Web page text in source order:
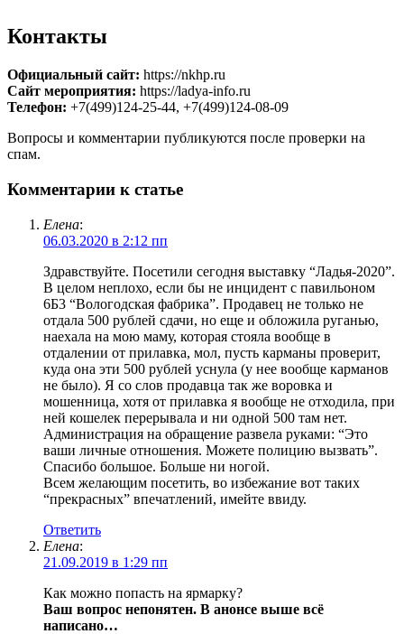
Контакты
Официальный сайт: https://nkhp.ru
Сайт мероприятия: https://ladya-info.ru
Телефон: +7(499)124-25-44, +7(499)124-08-09
Вопросы и комментарии публикуются после проверки на
спам.
Комментарии к статье
Елена:
06.03.2020 в 2:12 пп
Здравствуйте. Посетили сегодня выставку “Ладья-2020”.
В целом неплохо, если бы не инцидент с павильоном
6Б3 “Вологодская фабрика”. Продавец не только не
отдала 500 рублей сдачи, но еще и обложила руганью,
наехала на мою маму, которая стояла вообще в
отдалении от прилавка, мол, пусть карманы проверит,
куда она эти 500 рублей уснула (у нее вообще карманов
не было). Я со слов продавца так же воровка и
мошенница, хотя от прилавка я вообще не отходила, при
ней кошелек перерывала и ни одной 500 там нет.
Администрация на обращение развела руками: “Это
ваши личные отношения. Можете полицию вызвать”.
Спасибо большое. Больше ни ногой.
Всем желающим посетить, во избежание вот таких
“прекрасных” впечатлений, имейте ввиду.
Ответить
Елена:
21.09.2019 в 1:29 пп
Как можно попасть на ярмарку?
Ваш вопрос непонятен. В анонсе выше всё
написано…